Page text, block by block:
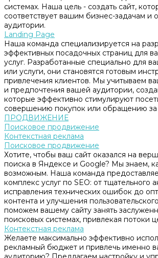
системах. Наша цель - создать сайт,
соответствует вашим бизнес-задачам
аудитории.
Landing Page
Наша команда специализируется на
эффективных посадочных страниц для
услуг. Разработанные специально для
или услуги, они становятся готовым
привлечения клиентов. Мы учитываем
и предпочтения вашей аудитории,
которые эффективно стимулируют
совершению покупок или обращению за
ПРОДВИЖЕНИЕ
Поисковое продвижение
Контекстная реклама
Поисковое продвижение
Хотите, чтобы ваш сайт оказался на
поиска в Яндексе и Google? Мы знаем,
возможным. Наша команда
комплекс услуг по SEO: от тщательного
исправления технических ошибок до
контента и улучшения
поможем вашему сайту занять
поисковых системах, привлекая потоки
Контекстная реклама
Желаете максимально эффективно
рекламный бюджет и привлечь именно